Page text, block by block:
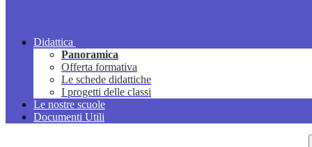
Didattica
Panoramica
Offerta formativa
Le schede didattiche
I progetti delle classi
Le nostre scuole
Documenti Utili